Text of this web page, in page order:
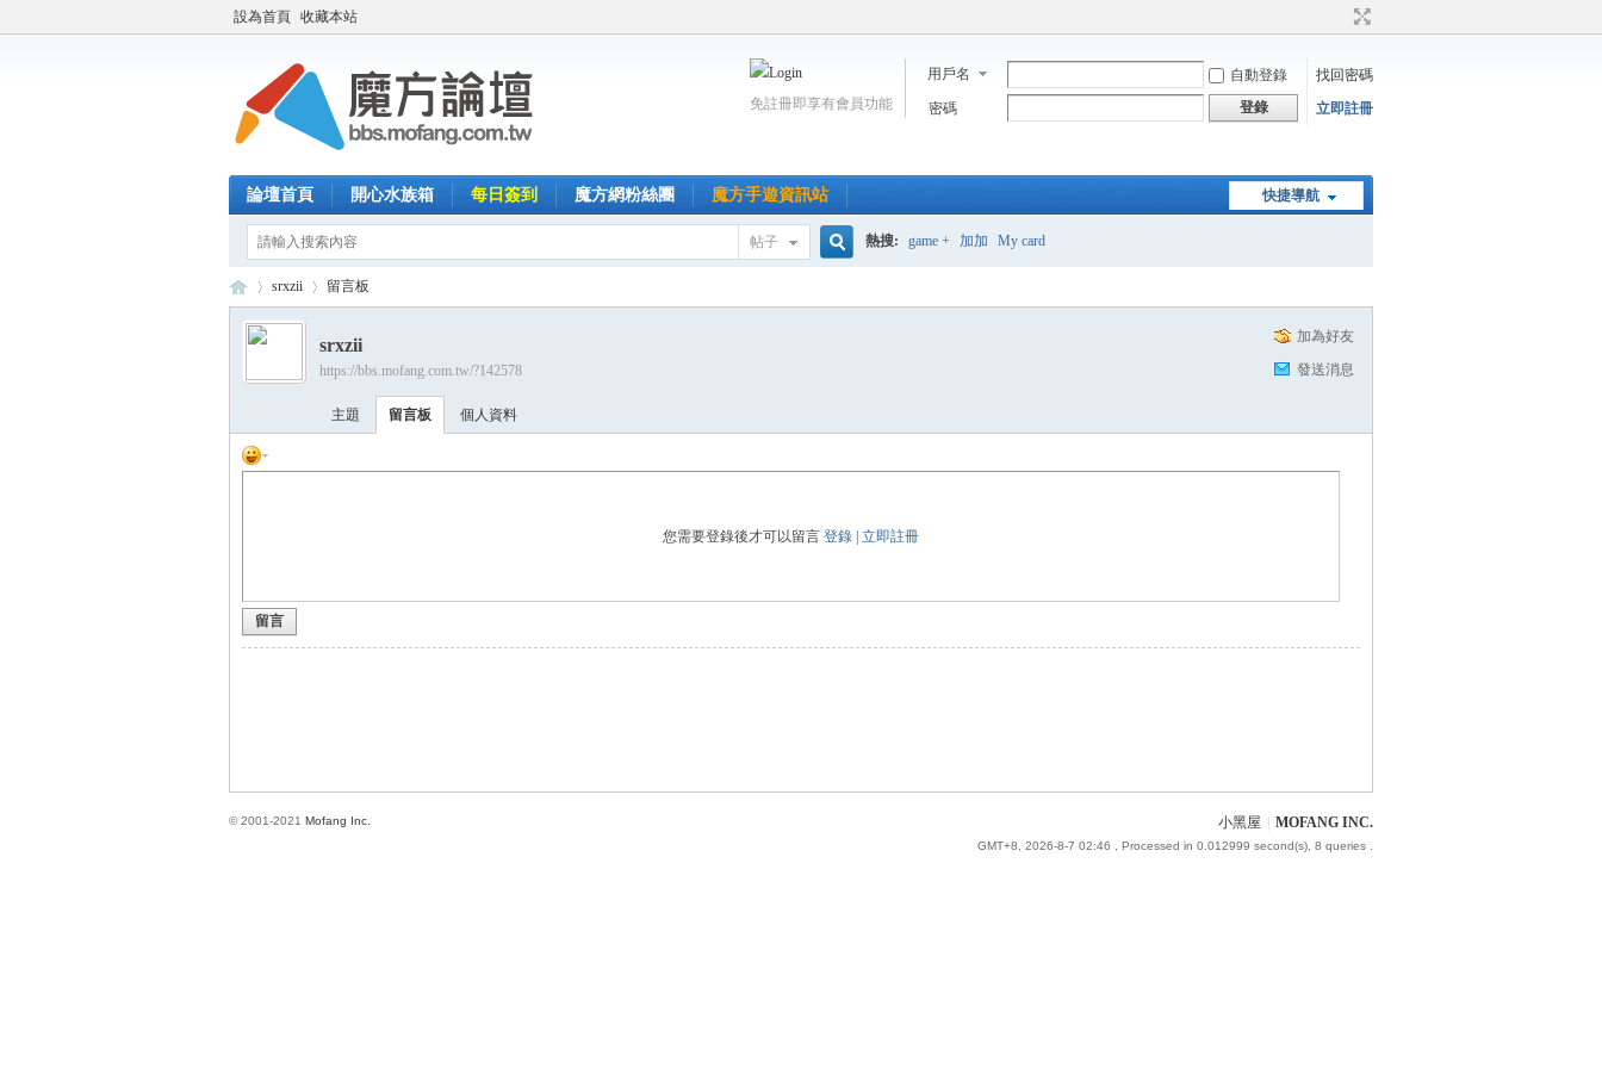
設為首頁 收藏本站
用戶名 自動登錄
找回密碼
密碼
登錄 立即註冊
免註冊即享有會員功能
快捷導航
論壇首頁 開心水族箱 每日簽到 魔方網粉絲團 魔方手遊資訊站
帖子 熱搜: game + 加加 My card
›
srxzii 留言板
加為好友
發送消息
srxzii
https://bbs.mofang.com.tw/?142578
主題 留言板 個人資料
您需要登錄後才可以留言登錄 |立即註冊
留言
小黑屋 MOFANG INC.
GMT+8, 2026-8-7 02:46 , Processed in 0.012999 second(s), 8 queries .
© 2001-2021 Mofang Inc.